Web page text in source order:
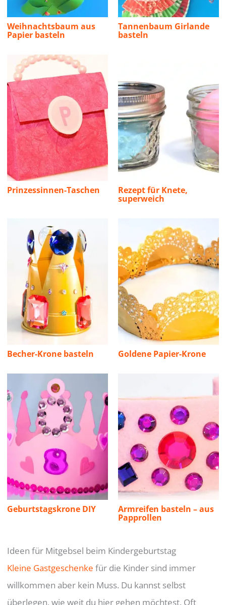
Weihnachtsbaum aus
Papier basteln
Tannenbaum Girlande
basteln
Prinzessinnen-Taschen Rezept für Knete,
superweich
Becher-Krone basteln Goldene Papier-Krone
Geburtstagskrone DIY Armreifen basteln – aus
Papprollen
Ideen für Mitgebsel beim Kindergeburtstag
Kleine Gastgeschenke für die Kinder sind immer
willkommen aber kein Muss. Du kannst selbst
überlegen, wie weit du hier gehen möchtest. Oft